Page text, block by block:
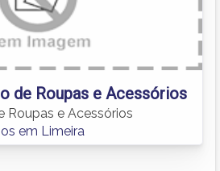
de Roupas e Acessórios
Roupas e Acessórios
em Limeira